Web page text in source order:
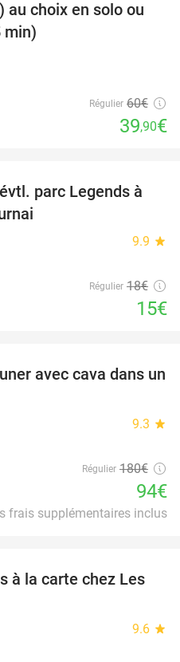
34%
au choix en solo ou
min)
Régulier 60€
39,90€
17%
parc Legends à
9.9 star
Régulier 18€
15€
48%
avec cava dans un
9.3 star
Régulier 180€
94€
frais supplémentaires inclus
31%
à la carte chez Les
9.6 star